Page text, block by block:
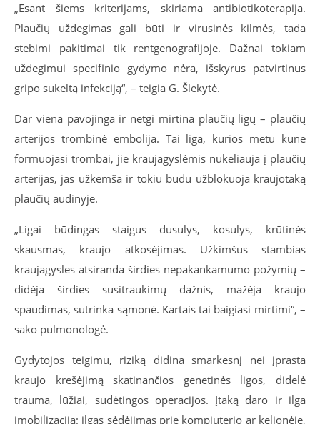
„Esant šiems kriterijams, skiriama antibiotikoterapija.
Plaučių uždegimas gali būti ir virusinės kilmės, tada
stebimi pakitimai tik rentgenografijoje. Dažnai tokiam
uždegimui specifinio gydymo nėra, išskyrus patvirtinus
gripo sukeltą infekciją“, – teigia G. Šlekytė.
Dar viena pavojinga ir netgi mirtina plaučių ligų – plaučių
arterijos trombinė embolija. Tai liga, kurios metu kūne
formuojasi trombai, jie kraujagyslėmis nukeliauja į plaučių
arterijas, jas užkemša ir tokiu būdu užblokuoja kraujotaką
plaučių audinyje.
„Ligai būdingas staigus dusulys, kosulys, krūtinės
skausmas, kraujo atkosėjimas. Užkimšus stambias
kraujagysles atsiranda širdies nepakankamumo požymių –
didėja širdies susitraukimų dažnis, mažėja kraujo
spaudimas, sutrinka sąmonė. Kartais tai baigiasi mirtimi“, –
sako pulmonologė.
Gydytojos teigimu, riziką didina smarkesnį nei įprasta
kraujo krešėjimą skatinančios genetinės ligos, didelė
trauma, lūžiai, sudėtingos operacijos. Įtaką daro ir ilga
imobilizacija: ilgas sėdėjimas prie kompiuterio ar kelionėje,